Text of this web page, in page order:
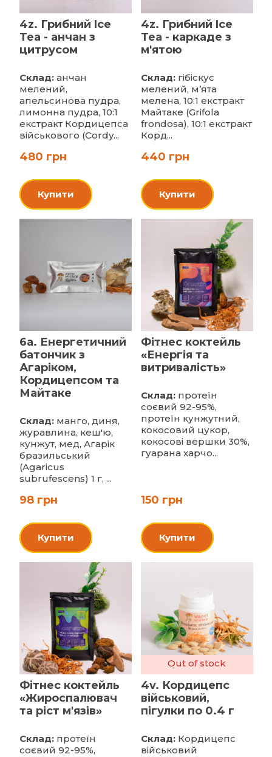
4z. Грибний Ice
Tea - анчан з
цитрусом
Склад: анчан
мелений,
апельсинова пудра,
лимонна пудра, 10:1
екстракт Кордицепса
військового (Cordy...
480 грн
Купити
4z. Грибний Ice
Tea - каркаде з
м'ятою
Склад:гібіскус
мелений, м’ята
мелена, 10:1 екстракт
Майтаке (Grifola
frondosa), 10:1 екстракт
Корд...
440 грн
Купити
6a. Енергетичний
батончик з
Агаріком,
Кордицепсом та
Майтаке
Склад:манго, диня,
журавлина, кеш'ю,
кунжут, мед, Агарік
бразильський
(Agaricus
subrufescens) 1 г, ...
98 грн
Купити
Фітнес коктейль
«Енергія та
витривалість»
Склад: протеїн
соєвий 92-95%,
протеїн кунжутний,
кокосовий цукор,
кокосові вершки 30%,
гуарана харчо...
150 грн
Купити
Фітнес коктейль
«Жироспалювач
та ріст м'язів»
Склад: протеїн
соєвий 92-95%,
Out of stock
4v. Кордицепс
військовий,
пігулки по 0.4 г
Склад: Кордицепс
військовий